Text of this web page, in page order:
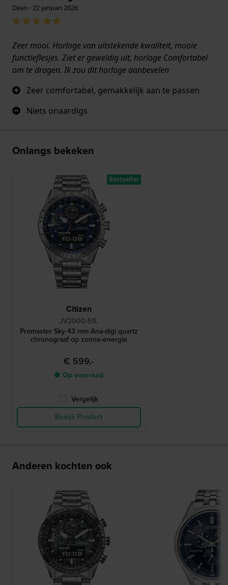
Dean · 22 januari 2026
Zeer mooi. Horloge van uitstekende kwaliteit, mooie
functieflesjes. Ziet er geweldig uit, horloge Comfortabel
om te dragen. Ik zou dit horloge aanbevelen
Zeer comfortabel, gemakkelijk aan te passen
Niets onaardigs
Onlangs bekeken
Citizen
JV2000-51L
Promaster Sky 43 mm Ana-digi quartz
chronograaf op zonne-energie
€ 599,-
● Op voorraad
Vergelijk
Bekijk Product
Bestseller
Anderen kochten ook